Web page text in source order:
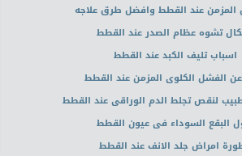
المزمن عند القطط وافضل طرق علاجه
تشوه عظام الصدر عند القطط
اسباب تليف الكبد عند القطط
الفشل الكلوى المزمن عند القطط
لنقص تجلط الدم الوراقى عند القطط
البقع السوداء فى عيون القطط
امراض جلد الانف عند القطط